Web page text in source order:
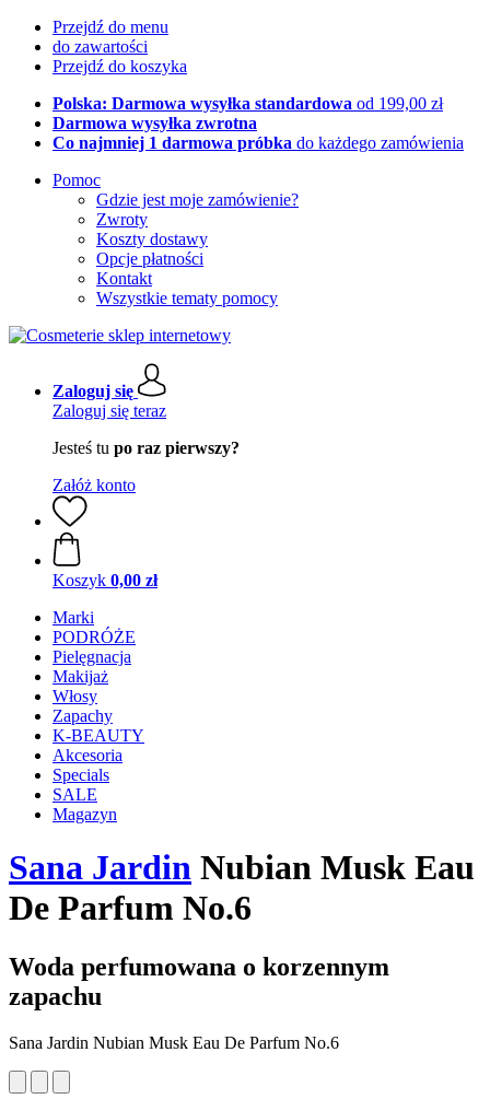
Przejdź do menu
do zawartości
Przejdź do koszyka
Polska: Darmowa wysyłka standardowa od 199,00 zł
Darmowa wysyłka zwrotna
Co najmniej 1 darmowa próbka do każdego zamówienia
Pomoc
Gdzie jest moje zamówienie?
Zwroty
Koszty dostawy
Opcje płatności
Kontakt
Wszystkie tematy pomocy
Zaloguj się
Zaloguj się teraz
Jesteś tu po raz pierwszy?
Załóż konto
Koszyk 0,00 zł
Marki
PODRÓŻE
Pielęgnacja
Makijaż
Włosy
Zapachy
K-BEAUTY
Akcesoria
Specials
SALE
Magazyn
Sana Jardin Nubian Musk Eau
De Parfum No.6
Woda perfumowana o korzennym
zapachu
Sana Jardin Nubian Musk Eau De Parfum No.6